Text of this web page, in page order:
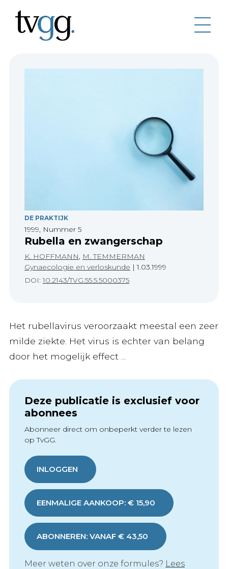
DE PRAKTIJK
1999, Nummer 5
Rubella en zwangerschap
K. HOFFMANN, M. TEMMERMAN
Gynaecologie en verloskunde |1.03.1999
DOI:10.2143/TVG.55.5.5000375
Het rubellavirus veroorzaakt meestal een zeer
milde ziekte. Het virus is echter van belang
door het mogelijk effect ...
Deze publicatie is exclusief voor
abonnees
Abonneer direct om onbeperkt verder te lezen
op TvGG.
INLOGGEN
EENMALIGE AANKOOP: € 15,90
ABONNEREN: VANAF € 43,50
Meer weten over onze formules? Lees